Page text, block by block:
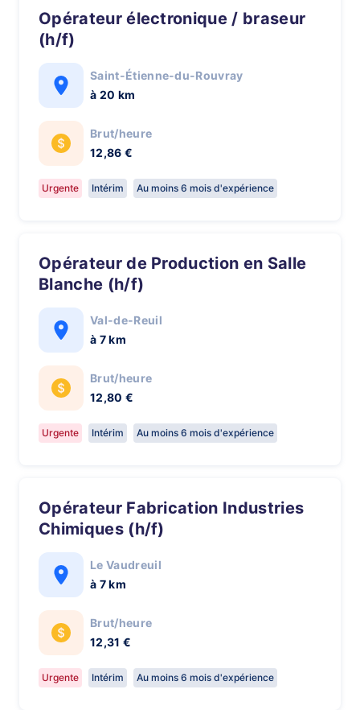
Opérateur électronique / braseur
(h/f)
Saint-Étienne-du-Rouvray
à 20 km
Brut/heure
12,86 €
Urgente Intérim Au moins 6 mois d'expérience
Opérateur de Production en Salle
Blanche (h/f)
Val-de-Reuil
à 7 km
Brut/heure
12,80 €
Urgente Intérim Au moins 6 mois d'expérience
Opérateur Fabrication Industries
Chimiques (h/f)
Le Vaudreuil
à 7 km
Brut/heure
12,31 €
Urgente Intérim Au moins 6 mois d'expérience